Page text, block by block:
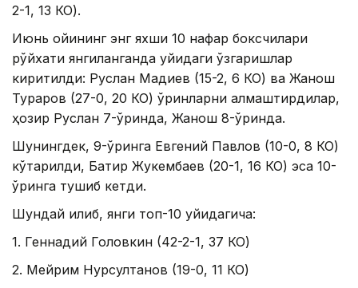
2-1, 13 КО).
Июнь ойининг энг яхши 10 нафар боксчилари
рўйхати янгиланганда қуйидаги ўзгаришлар
киритилди: Руслан Мадиев (15-2, 6 КО) ва Жанқош
Тураров (27-0, 20 КО) ўринларни алмаштирдилар,
ҳозир Руслан 7-ўринда, Жанқош 8-ўринда.
Шунингдек, 9-ўринга Евгений Павлов (10-0, 8 КО)
кўтарилди, Батир Жукембаев (20-1, 16 КО) эса 10-
ўринга тушиб кетди.
Шундай қилиб, янги топ-10 қуйидагича:
1. Геннадий Головкин (42-2-1, 37 КО)
2. Мейрим Нурсултанов (19-0, 11 КО)